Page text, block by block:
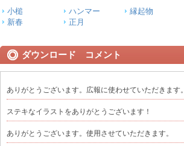
小槌 ハンマー 縁起物
新春
正月
ダウンロード コメント
ありがとうございます。広報に使わせていただきます。
ステキなイラストをありがとうございます！
ありがとうございます。使用させていただきます。